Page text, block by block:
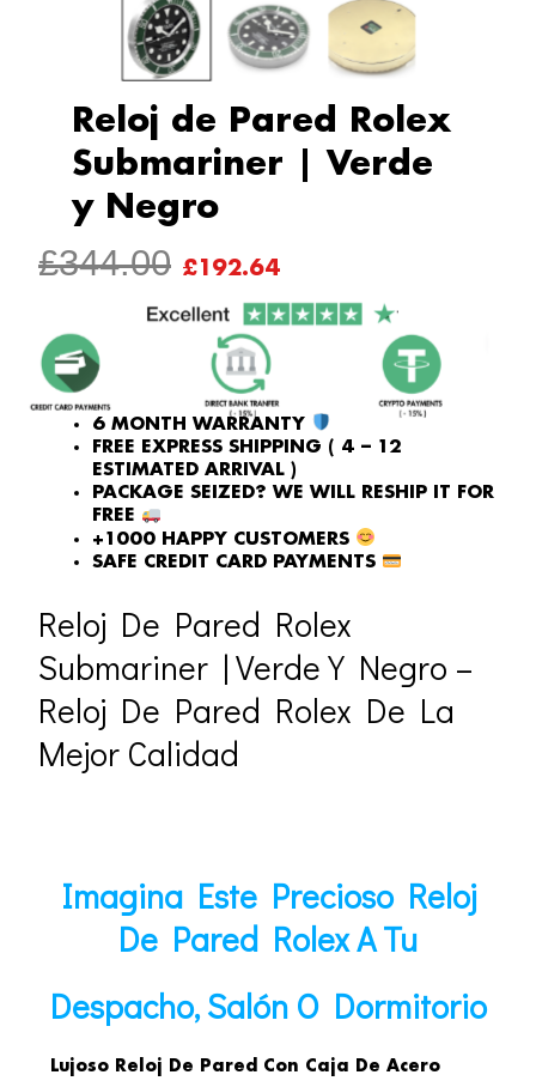
Reloj de Pared Rolex
Submariner | Verde
y Negro
£344.00 ORIGINAL
PRICE
WAS:
£344.00.
£192.64
PRICE
IS:
£192.64.
6 MONTH WARRANTY
FREE EXPRESS SHIPPING ( 4 – 12
ESTIMATED ARRIVAL )
PACKAGE SEIZED? WE WILL RESHIP IT FOR
FREE
+1000 HAPPY CUSTOMERS
SAFE CREDIT CARD PAYMENTS
Reloj De Pared Rolex
Submariner | Verde Y Negro –
Reloj De Pared Rolex De La
Mejor Calidad
Imagina Este Precioso Reloj
De Pared Rolex A Tu
Despacho, Salón O Dormitorio
Lujoso Reloj De Pared Con Caja De Acero